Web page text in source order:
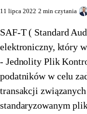
🇩🇰 Dania
🇪🇪 Estonia
🇫🇮 Finlandia
🇫🇷 Francja
🇨🇿 Czechy
🇩🇰 Dania
🇪🇪 Estonia
🇫🇮 Finlandia
11 lipca 2022 2 min czytania
SAF-T ( Standard
elektroniczny, który
- Jednolity Plik
podatników w celu
transakcji
standaryzowanym